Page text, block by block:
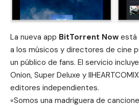
La nueva app BitTorrent Now está
a los músicos y directores de cine
un público de fans. El servicio
Onion, Super Deluxe y
editores independientes.
«Somos una madriguera de